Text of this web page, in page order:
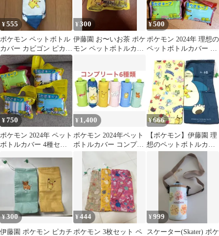
¥555
ポケモン ペットボトル
カバー カビゴン ピカチ
ュウ
¥300
伊藤園 お〜いお茶 ポケ
モン ペットボトルカバ
¥500
ポケモン 2024年 理想の
ペットボトルカバー 3
¥750
ポケモン 2024年 ペット
ボトルカバー 4種セッ
¥ 1,400
ポケモン 2024年ペット
ボトルカバー コンプ
¥666
【ポケモン】伊藤園 理
想のペットボトルカバ
ー ピカチュウ カビゴン
¥300
伊藤園 ポケモン ピカチ
¥444
ポケモン 3枚セット ペ
¥999
スケーター(Skater) ポケ